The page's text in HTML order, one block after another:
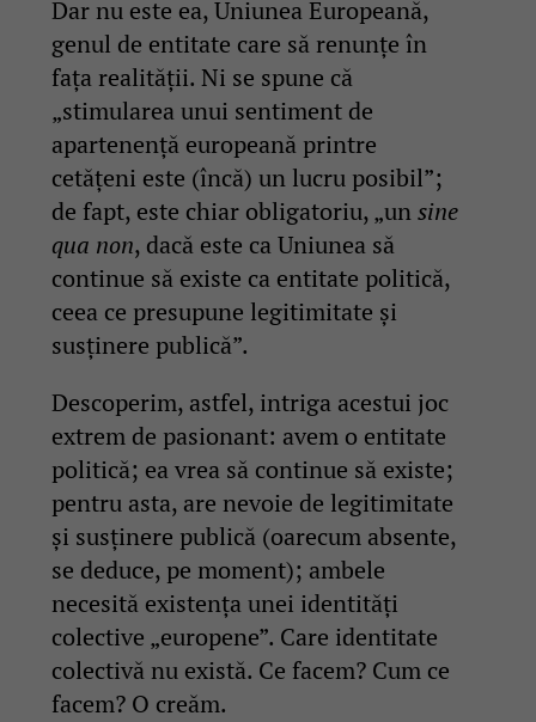
Dar nu este ea, Uniunea Europeană,
genul de entitate care să renunțe în
fața realității. Ni se spune că
„stimularea unui sentiment de
apartenență europeană printre
cetățeni este (încă) un lucru posibil”;
de fapt, este chiar obligatoriu, „unsine
qua non, dacă este ca Uniunea să
continue să existe ca entitate politică,
ceea ce presupune legitimitate și
susținere publică”.
Descoperim, astfel, intriga acestui joc
extrem de pasionant: avem o entitate
politică; ea vrea să continue să existe;
pentru asta, are nevoie de legitimitate
și susținere publică (oarecum absente,
se deduce, pe moment); ambele
necesită existența unei identități
colective „europene”. Care identitate
colectivă nu există. Ce facem? Cum ce
facem? O creăm.